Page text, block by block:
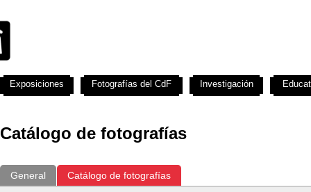
Catálogo de fotografías
General Catálogo de fotografías
Exposiciones Fotografías del CdF Investigación